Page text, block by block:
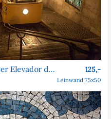
Nostalgie auf Schienen – Der Elevador da Bica bei Nacht 125,-
Leinwand 75x50